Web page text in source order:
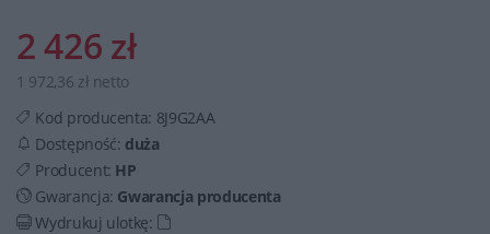
2 426 zł
1 972,36 zł netto
Kod producenta: 8J9G2AA
Dostępność: duża
Producent: HP
Gwarancja: Gwarancja producenta
Wydrukuj ulotkę: